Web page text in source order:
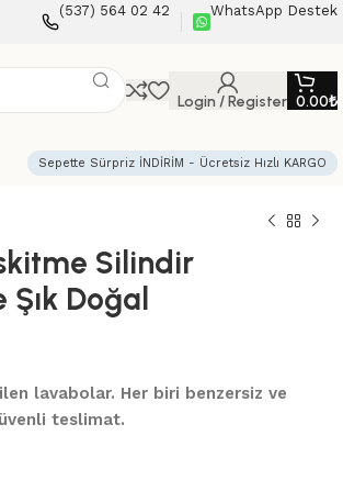
(537) 564 02 42 WhatsApp Destek
Login / Register 0.00₺
Sepette Sürpriz İNDİRİM - Ücretsiz Hızlı KARGO
Silindir
Doğal
lavabolar. Her biri benzersiz ve
teslimat.